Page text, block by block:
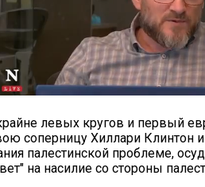
левых кругов и первый
соперницу Хиллари Клинтон
палестинской проблеме,
на насилие со стороны